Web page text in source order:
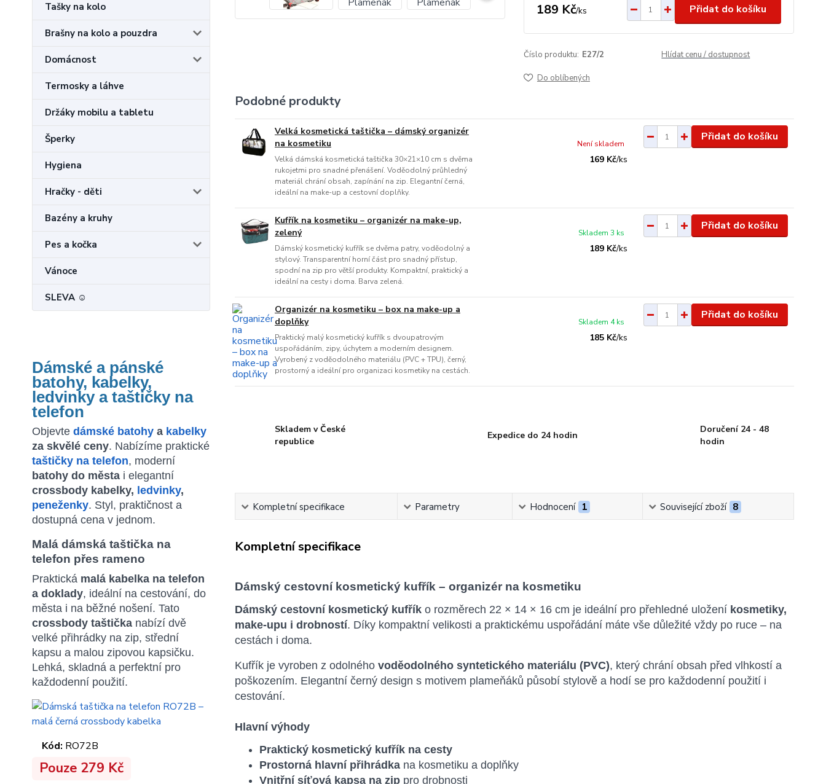
Tašky na kolo
Brašny na kolo a pouzdra
Domácnost
Termosky a láhve
Držáky mobilu a tabletu
Šperky
Hygiena
Hračky - děti
Bazény a kruhy
Pes a kočka
Vánoce
SLEVA ☺
Dámské a pánské
batohy, kabelky,
ledvinky a taštičky na
telefon
Objevte dámské batohy a kabelky
za skvělé ceny. Nabízíme praktické
taštičky na telefon, moderní
batohy do města i elegantní
crossbody kabelky, ledvinky,
peneženky. Styl, praktičnost a
dostupná cena v jednom.
Malá dámská taštička na
telefon přes rameno
Praktická malá kabelka na telefon
a doklady, ideální na cestování, do
města i na běžné nošení. Tato
crossbody taštička nabízí dvě
velké přihrádky na zip, střední
kapsu a malou zipovou kapsičku.
Lehká, skladná a perfektní pro
každodenní použití.
Kód: RO72B
Pouze 279 Kč
189 Kč/ks Přidat do košíku
Číslo produktu: E27/2 Hlídat cenu / dostupnost
Do oblíbených
Podobné produkty
Velká kosmetická taštička – dámský organizér
na kosmetiku
Velká dámská kosmetická taštička 30×21×10 cm s dvěma
rukojetmi pro snadné přenášení. Voděodolný průhledný
materiál chrání obsah, zapínání na zip. Elegantní černá,
ideální na make-up a cestovní doplňky.
169 Kč/ks
Není skladem
Přidat do košíku
Kufřík na kosmetiku – organizér na make-up,
zelený
Dámský kosmetický kufřík se dvěma patry, voděodolný a
stylový. Transparentní horní část pro snadný přístup,
spodní na zip pro větší produkty. Kompaktní, praktický a
ideální na cesty i doma. Barva zelená.
189 Kč/ks
Skladem 3 ks
Přidat do košíku
Organizér na kosmetiku – box na make-up a
doplňky
Praktický malý kosmetický kufřík s dvoupatrovým
uspořádáním, zipy, úchytem a moderním designem.
Vyrobený z voděodolného materiálu (PVC + TPU), černý,
prostorný a ideální pro organizaci kosmetiky na cestách.
185 Kč/ks
Skladem 4 ks
Přidat do košíku
Skladem v České
republice
Expedice do 24 hodin
Doručení 24 - 48
hodin
Kompletní specifikace Parametry Hodnocení 1 Související zboží 8
Kompletní specifikace
Dámský cestovní kosmetický kufřík – organizér na kosmetiku
Dámský cestovní kosmetický kufříko rozměrech 22 × 14 × 16 cm je ideální pro přehledné uložení kosmetiky,
make-upu i drobností. Díky kompaktní velikosti a praktickému uspořádání máte vše důležité vždy po ruce – na
cestách i doma.
Kufřík je vyroben z odolného voděodolného syntetického materiálu (PVC), který chrání obsah před vlhkostí a
poškozením. Elegantní černý design s motivem plameňáků působí stylově a hodí se pro každodenní použití i
cestování.
Hlavní výhody
Praktický kosmetický kufřík na cesty
Prostorná hlavní přihrádkana kosmetiku a doplňky
Vnitřní síťová kapsa na zippro drobnosti